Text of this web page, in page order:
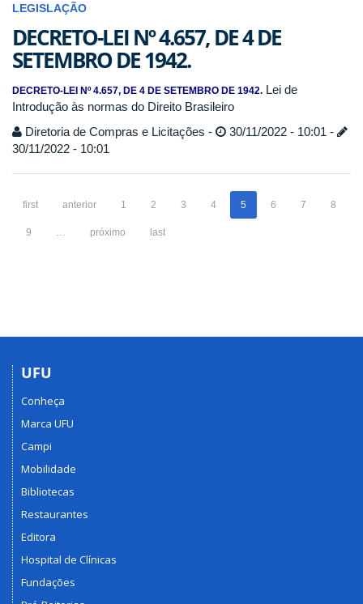
LEGISLAÇÃO
DECRETO-LEI Nº 4.657, DE 4 DE
SETEMBRO DE 1942.
DECRETO-LEI Nº 4.657, DE 4 DE SETEMBRO DE 1942. Lei de
Introdução às normas do Direito Brasileiro
Diretoria de Compras e Licitações -
30/11/2022 - 10:01 -
30/11/2022 - 10:01
first anterior 1 2 3 4 5 6 7 8
9 … próximo last
UFU
Conheça
Marca UFU
Campi
Mobilidade
Bibliotecas
Restaurantes
Editora
Hospital de Clínicas
Fundações